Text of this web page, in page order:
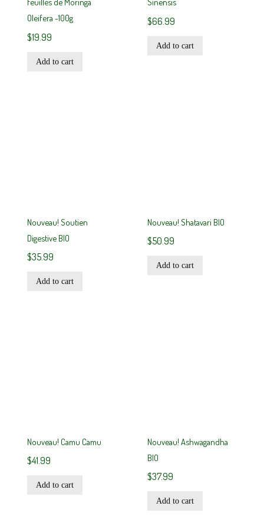
Oleifera -100g
$19.99
Add to cart
$66.99
Add to cart
Nouveau! Soutien
Digestive BIO
$35.99
Add to cart
Nouveau! Shatavari BIO
$50.99
Add to cart
Nouveau! Camu Camu
$41.99
Add to cart
Nouveau! Ashwagandha
BIO
$37.99
Add to cart